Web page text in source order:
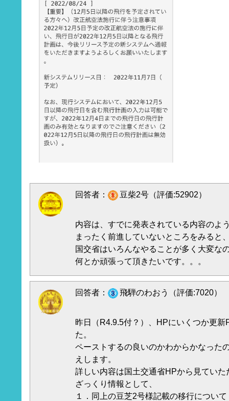
回答者： 豆柴2号（評価:52902）
内容は、すでに発表されている内容のよ
まったく前進していないところをみると
国交省はいろんなやることが多く大変な
何とか頑張って頂きたいです。。。
回答者： 飛騨のわおう（評価:7020）
昨日（R4.9.5付？）、HPにいくつか更
た。
ペーストするの良いのかわからかなった
えします。
詳しい内容は国土交通省HPから見てい
ざっくり情報として、
１．同上の豆芝2号様記載の移行について